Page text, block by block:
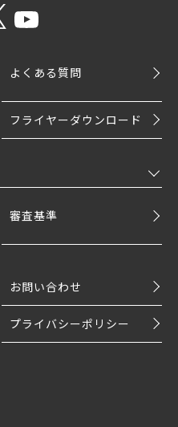
よくある質問
フライヤーダウンロード
審査基準
お問い合わせ
プライバシーポリシー